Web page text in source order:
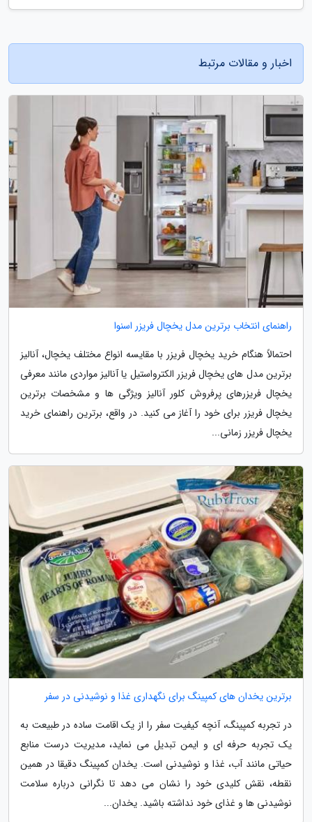
اخبار و مقالات مرتبط
راهنمای انتخاب برترین مدل یخچال فریزر اسنوا
احتمالاً هنگام خرید یخچال فریزر با مقایسه انواع مختلف یخچال، آنالیز
برترین مدل های یخچال فریزر الکترواستیل یا آنالیز مواردی مانند معرفی
یخچال فریزرهای پرفروش کلور آنالیز ویژگی ها و مشخصات برترین
یخچال فریزر برای خود را آغاز می کنید. در واقع، برترین راهنمای خرید
یخچال فریزر زمانی...
برترین یخدان های کمپینگ برای نگهداری غذا و نوشیدنی در سفر
در تجربه کمپینگ، آنچه کیفیت سفر را از یک اقامت ساده در طبیعت به
یک تجربه حرفه ای و ایمن تبدیل می نماید، مدیریت درست منابع
حیاتی مانند آب، غذا و نوشیدنی است. یخدان کمپینگ دقیقا در همین
نقطه، نقش کلیدی خود را نشان می دهد تا نگرانی درباره سلامت
نوشیدنی ها و غذای خود نداشته باشید. یخدان...